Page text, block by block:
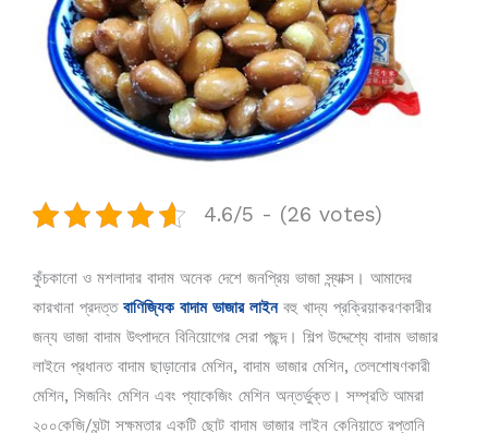
4.6/5 - (26 votes)
কুঁচকানো ও মশলাদার বাদাম অনেক দেশে জনপ্রিয় ভাজা স্ন্যাক্স। আমাদের
কারখানা প্রদত্ত বাণিজ্যিক বাদাম ভাজার লাইনবহু খাদ্য প্রক্রিয়াকরণকারীর
জন্য ভাজা বাদাম উৎপাদনে বিনিয়োগের সেরা পছন্দ। শিল্প উদ্দেশ্যে বাদাম ভাজার
লাইনে প্রধানত বাদাম ছাড়ানোর মেশিন, বাদাম ভাজার মেশিন, তেলশোষণকারী
মেশিন, সিজনিং মেশিন এবং প্যাকেজিং মেশিন অন্তর্ভুক্ত। সম্প্রতি আমরা
২০০কেজি/ঘন্টা সক্ষমতার একটি ছোট বাদাম ভাজার লাইন কেনিয়াতে রপ্তানি